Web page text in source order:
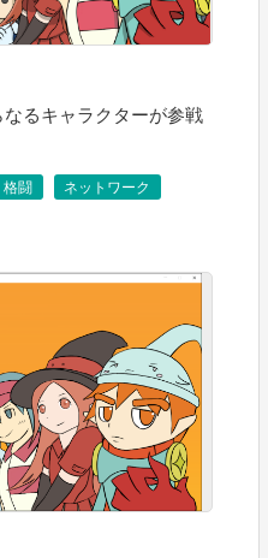
なるキャラクターが参戦
格闘
ネットワーク